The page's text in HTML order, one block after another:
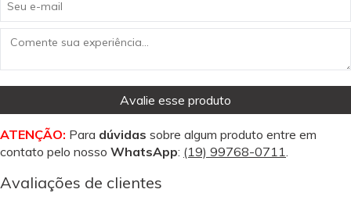
Avalie esse produto
ATENÇÃO: Para dúvidas sobre algum produto entre em
contato pelo nosso WhatsApp: (19) 99768-0711
Avaliações de clientes